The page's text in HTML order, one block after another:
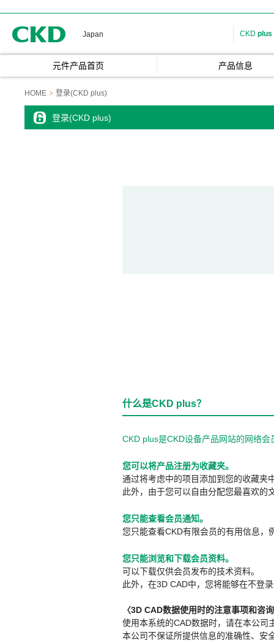
Japan CKD plus
元件产品首页 产品信息
HOME 登录(CKD plus)
登录(CKD plus)
什么是CKD plus？
CKD plus是CKD设备产品网站的网络
您可以将产品注册为收藏夹。
通过将考虑中的项目添加到您的收藏夹
此外，由于您可以自由分配您最喜欢的
您只能查看会员通知。
您只能查看CKD有限会员的有用信息，
您只能浏览和下载会员资料。
可以下载仅供会员发布的技术资料。
此外，在3D CAD中，您将能够在不登
〈3D CAD数据使用时的注意事项和咨
使用本系统的CAD数据时，请在本公司
本公司不保证所提供信息的准确性、安